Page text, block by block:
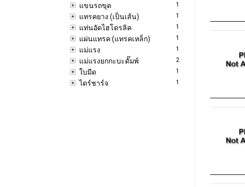
แขนรถขุด 1
แทรคยาง (เป็นเส้น) 1
แท่นอัดไฮโดรลิค 1
แผ่นแทรค (แทรคเหล็ก) 1
แม่แรง 1
แม่แรงยกกะบะดั๊มพ์ 2
ใบมีด 1
ไดร์ชาร์จ 1